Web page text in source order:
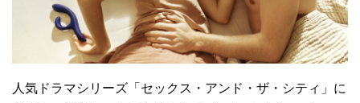
人気ドラマシリーズ「セックス・アンド・ザ・シティ」に